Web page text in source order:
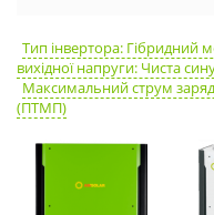
Тип інвертора: Гібридний
вихідної напруги: Чиста
Максимальний струм
(ПТМП)